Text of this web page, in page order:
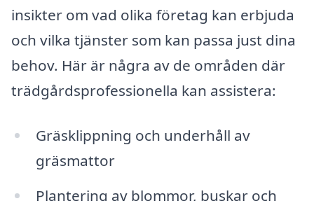
insikter om vad olika företag kan erbjuda
och vilka tjänster som kan passa just dina
behov. Här är några av de områden där
trädgårdsprofessionella kan assistera:
Gräsklippning och underhåll av
gräsmattor
Plantering av blommor, buskar och